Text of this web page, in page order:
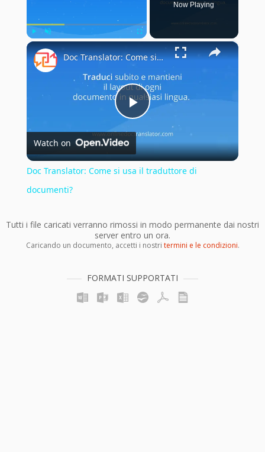
Play Unmute Fullscreen
Now Playing
×
Play
Video
Doc Translator: Come si usa il traduttore di documenti?
Watch on
Doc Translator: Come si usa il traduttore di
documenti?
Tutti i file caricati verranno rimossi in modo permanente dai nostri
server entro un ora.
Caricando un documento, accetti i nostri termini e le condizioni.
FORMATI SUPPORTATI